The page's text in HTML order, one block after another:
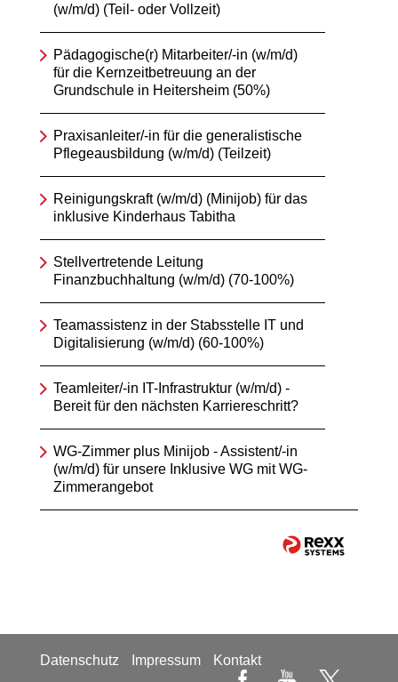
(w/m/d) (Teil- oder Vollzeit)
Pädagogische(r) Mitarbeiter/-in (w/m/d)
für die Kernzeitbetreuung an der
Grundschule in Heitersheim (50%)
Praxisanleiter/-in für die generalistische
Pflegeausbildung (w/m/d) (Teilzeit)
Reinigungskraft (w/m/d) (Minijob) für das
inklusive Kinderhaus Tabitha
Stellvertretende Leitung
Finanzbuchhaltung (w/m/d) (70-100%)
Teamassistenz in der Stabsstelle IT und
Digitalisierung (w/m/d) (60-100%)
Teamleiter/-in IT-Infrastruktur (w/m/d) -
Bereit für den nächsten Karriereschritt?
WG-Zimmer plus Minijob - Assistent/-in
(w/m/d) für unsere Inklusive WG mit WG-
Zimmerangebot
Datenschutz Impressum Kontakt